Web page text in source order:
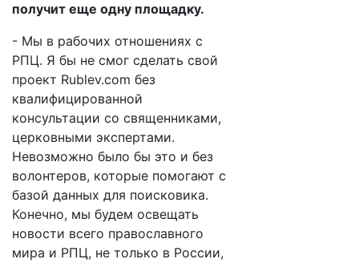
получит еще одну площадку.
- Мы в рабочих отношениях с
РПЦ. Я бы не смог сделать свой
проект Rublev.com без
квалифицированной
консультации со священниками,
церковными экспертами.
Невозможно было бы это и без
волонтеров, которые помогают с
базой данных для поисковика.
Конечно, мы будем освещать
новости всего православного
мира и РПЦ, не только в России,